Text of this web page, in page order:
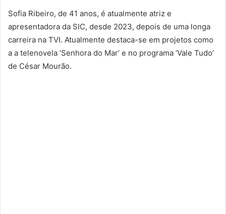
Sofia Ribeiro, de 41 anos, é atualmente atriz e
apresentadora da SIC, desde 2023, depois de uma longa
carreira na TVI. Atualmente destaca-se em projetos como
a a telenovela ‘Senhora do Mar’ e no programa ‘Vale Tudo’
de César Mourão.